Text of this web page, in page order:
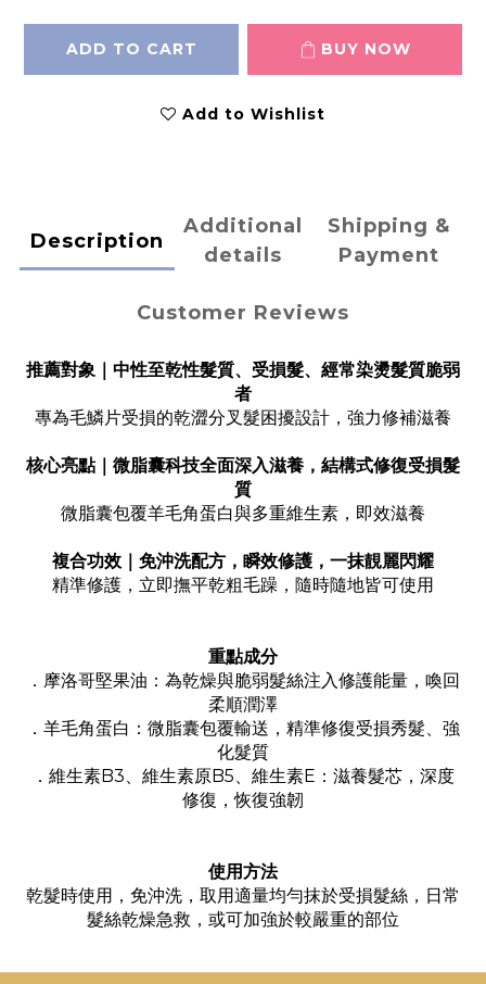
ADD TO CART BUY NOW
Add to Wishlist
Description
Additional
details
Shipping &
Payment
Customer Reviews
推薦對象｜中性至乾性髮質、受損髮、經常染燙髮質脆弱
者
專為毛鱗片受損的乾澀分叉髮困擾設計，強力修補滋養
核心亮點｜微脂囊科技全面深入滋養，結構式修復受損髮
質
微脂囊包覆羊毛角蛋白與多重維生素，即效滋養
複合功效｜免沖洗配方，瞬效修護，一抹靚麗閃耀
精準修護，立即撫平乾粗毛躁，隨時隨地皆可使用
重點成分
．摩洛哥堅果油：為乾燥與脆弱髮絲注入修護能量，喚回
柔順潤澤
．羊毛角蛋白：微脂囊包覆輸送，精準修復受損秀髮、強
化髮質
．維生素B3、維生素原B5、維生素E：滋養髮芯，深度
修復，恢復強韌
使用方法
乾髮時使用，免沖洗，取用適量均勻抹於受損髮絲，日常
髮絲乾燥急救，或可加強於較嚴重的部位